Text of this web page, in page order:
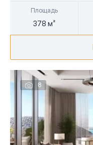
Площадь
378 м²
8